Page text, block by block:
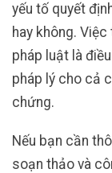
yếu tố quyết
hay không.
pháp luật là
pháp lý cho cả
chứng.
Nếu bạn cần
soạn thảo và